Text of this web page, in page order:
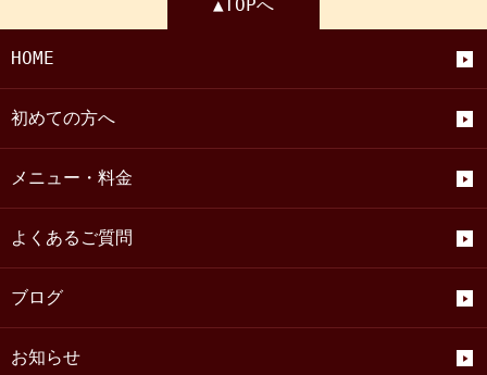
▲TOPへ
HOME
初めての方へ
メニュー・料金
よくあるご質問
ブログ
お知らせ